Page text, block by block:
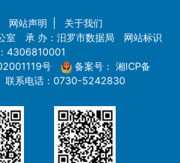
网站声明
关于我们
室 承 办：汨罗市数据局 网站标识
4306810001
号
备案号： 湘ICP备
联系电话：0730-5242830